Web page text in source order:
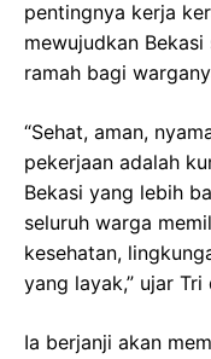
pentingnya kerja
mewujudkan
ramah bagi
“Sehat, aman,
pekerjaan adalah
Bekasi yang lebih
seluruh warga
kesehatan,
yang layak,” ujar
Ia berjanji akan